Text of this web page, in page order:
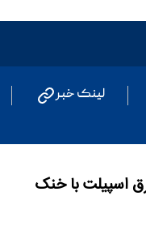
لینک خبر
اسپیلت با خنک